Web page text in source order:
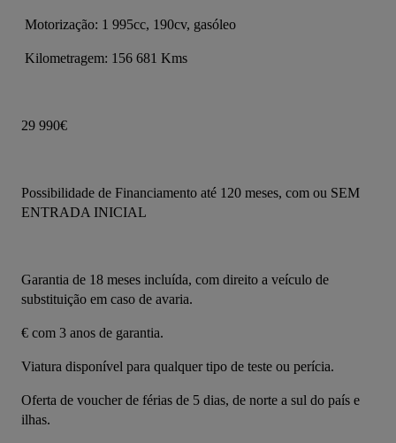
Motorização: 1 995cc, 190cv, gasóleo
Kilometragem: 156 681 Kms
29 990€
Possibilidade de Financiamento até 120 meses, com ou SEM
ENTRADA INICIAL
Garantia de 18 meses incluída, com direito a veículo de
substituição em caso de avaria.
€ com 3 anos de garantia.
Viatura disponível para qualquer tipo de teste ou perícia.
Oferta de voucher de férias de 5 dias, de norte a sul do país e
ilhas.